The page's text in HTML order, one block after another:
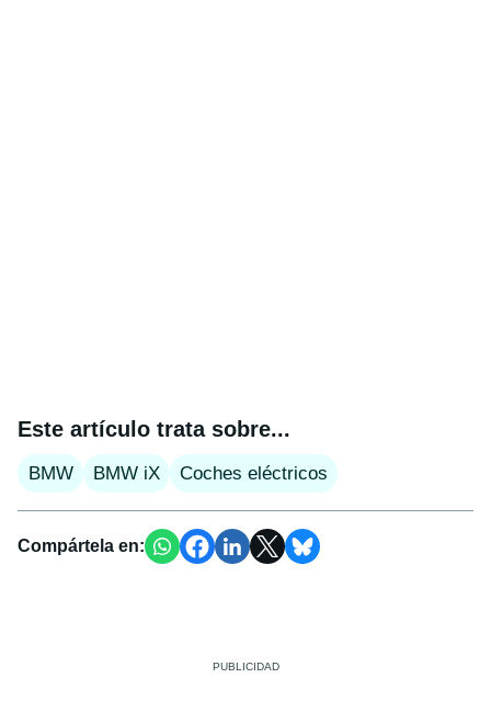
Este artículo trata sobre...
BMW BMW iX Coches eléctricos
Compártela en: